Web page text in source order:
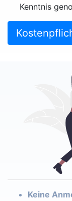
Kenntnis
Keine